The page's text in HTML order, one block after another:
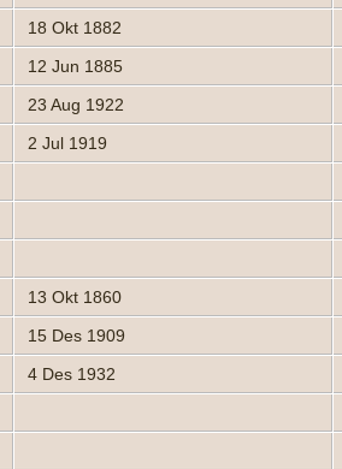
18 Okt 1882
12 Jun 1885
23 Aug 1922
2 Jul 1919
13 Okt 1860
15 Des 1909
4 Des 1932